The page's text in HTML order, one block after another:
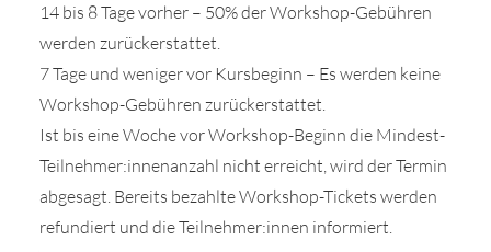
14 bis 8 Tage vorher – 50% der Workshop-Gebühren
werden zurückerstattet.
7 Tage und weniger vor Kursbeginn – Es werden keine
Workshop-Gebühren zurückerstattet.
Ist bis eine Woche vor Workshop-Beginn die Mindest-
Teilnehmer:innenanzahl nicht erreicht, wird der Termin
abgesagt. Bereits bezahlte Workshop-Tickets werden
refundiert und die Teilnehmer:innen informiert.